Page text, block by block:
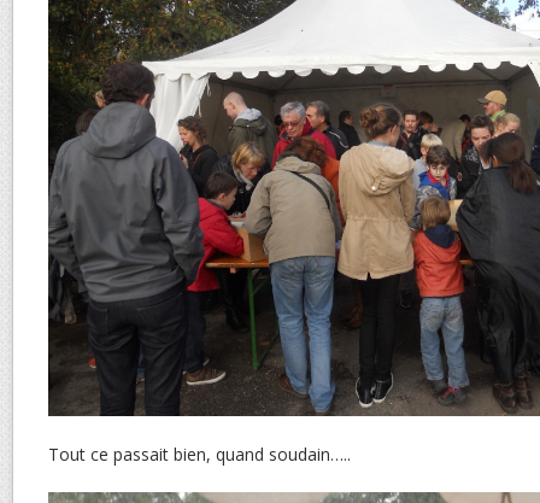
Tout ce passait bien, quand soudain…..